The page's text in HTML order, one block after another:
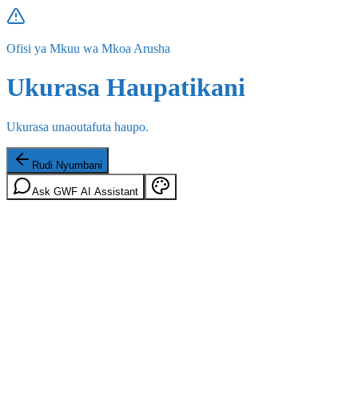
Ofisi ya Mkuu wa Mkoa Arusha
Ukurasa Haupatikani
Ukurasa unaoutafuta haupo.
Rudi Nyumbani
Ask GWF AI Assistant